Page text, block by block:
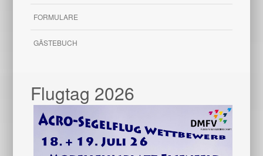
FORMULARE
GÄSTEBUCH
Flugtag 2026